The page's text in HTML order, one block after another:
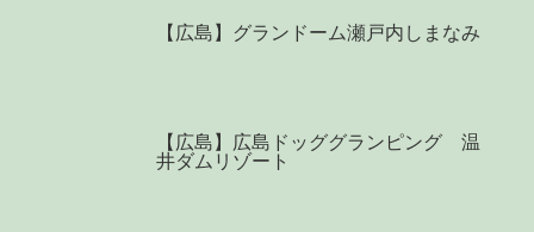
【広島】グランドーム瀬戸内しまなみ
【広島】広島ドッググランピング 温
井ダムリゾート